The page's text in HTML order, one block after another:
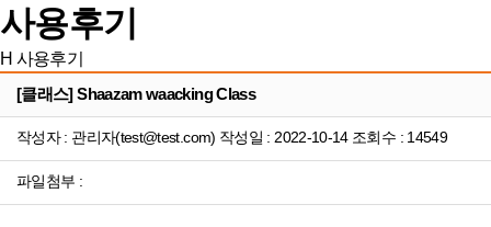
사용후기
H 사용후기
[클래스] Shaazam waacking Class
작성자 : 관리자(test@test.com) 작성일 : 2022-10-14 조회수 : 14549
파일첨부 :